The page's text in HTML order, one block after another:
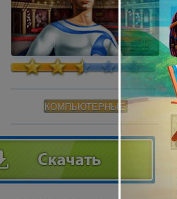
КОМПЬЮТЕРНЫЕ